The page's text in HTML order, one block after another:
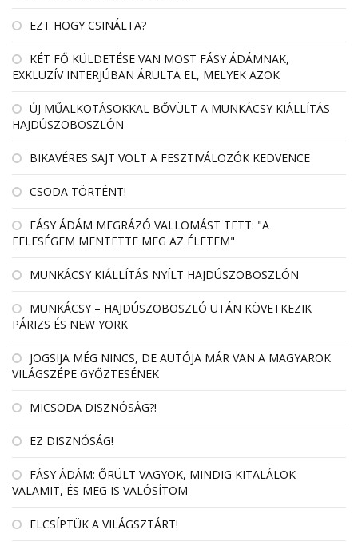
EZT HOGY CSINÁLTA?
KÉT FŐ KÜLDETÉSE VAN MOST FÁSY ÁDÁMNAK,
EXKLUZÍV INTERJÚBAN ÁRULTA EL, MELYEK AZOK
ÚJ MŰALKOTÁSOKKAL BŐVÜLT A MUNKÁCSY KIÁLLÍTÁS
HAJDÚSZOBOSZLÓN
BIKAVÉRES SAJT VOLT A FESZTIVÁLOZÓK KEDVENCE
CSODA TÖRTÉNT!
FÁSY ÁDÁM MEGRÁZÓ VALLOMÁST TETT: "A
FELESÉGEM MENTETTE MEG AZ ÉLETEM"
MUNKÁCSY KIÁLLÍTÁS NYÍLT HAJDÚSZOBOSZLÓN
MUNKÁCSY – HAJDÚSZOBOSZLÓ UTÁN KÖVETKEZIK
PÁRIZS ÉS NEW YORK
JOGSIJA MÉG NINCS, DE AUTÓJA MÁR VAN A MAGYAROK
VILÁGSZÉPE GYŐZTESÉNEK
MICSODA DISZNÓSÁG?!
EZ DISZNÓSÁG!
FÁSY ÁDÁM: ŐRÜLT VAGYOK, MINDIG KITALÁLOK
VALAMIT, ÉS MEG IS VALÓSÍTOM
ELCSÍPTÜK A VILÁGSZTÁRT!